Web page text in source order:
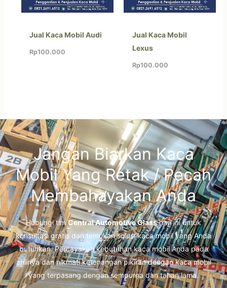
Jual Kaca Mobil Audi
Rp100.000
Jual Kaca Mobil
Lexus
Rp100.000
Jangan Biarkan Kaca
Mobil Yang Retak / Pecah
Membahayakan Anda
Hubungi timCentral Automotive Glasshari ini untuk
konsultasi gratis dan temukan solusi kaca mobil yang Anda
butuhkan. Percayakan kebutuhan kaca mobil Anda pada
ahlinya dan nikmati ketenangan pikiran dengan kaca mobil
yang terpasang dengan sempurna dan tahan lama.